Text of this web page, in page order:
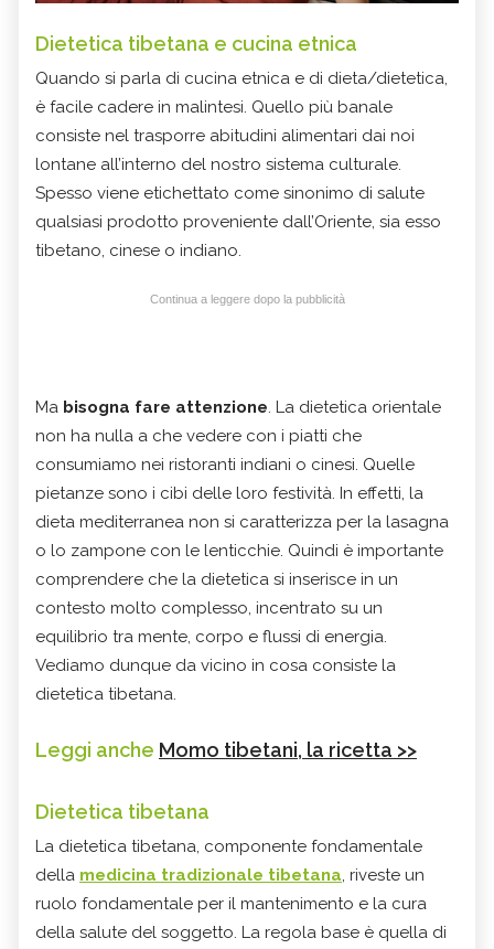
Dietetica tibetana e cucina etnica
Quando si parla di cucina etnica e di dieta/dietetica,
è facile cadere in malintesi. Quello più banale
consiste nel trasporre abitudini alimentari dai noi
lontane all’interno del nostro sistema culturale.
Spesso viene etichettato come sinonimo di salute
qualsiasi prodotto proveniente dall’Oriente, sia esso
tibetano, cinese o indiano.
Continua a leggere dopo la pubblicità
Ma bisogna fare attenzione. La dietetica orientale
non ha nulla a che vedere con i piatti che
consumiamo nei ristoranti indiani o cinesi. Quelle
pietanze sono i cibi delle loro festività. In effetti, la
dieta mediterranea non si caratterizza per la lasagna
o lo zampone con le lenticchie. Quindi è importante
comprendere che la dietetica si inserisce in un
contesto molto complesso, incentrato su un
equilibrio tra mente, corpo e flussi di energia.
Vediamo dunque da vicino in cosa consiste la
dietetica tibetana.
Leggi anche Momo tibetani, la ricetta >>
Dietetica tibetana
La dietetica tibetana, componente fondamentale
della medicina tradizionale tibetana, riveste un
ruolo fondamentale per il mantenimento e la cura
della salute del soggetto. La regola base è quella di